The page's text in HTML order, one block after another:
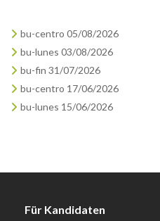
bu-centro 05/08/2026
bu-lunes 03/08/2026
bu-fin 31/07/2026
bu-centro 17/06/2026
bu-lunes 15/06/2026
Für Kandidaten